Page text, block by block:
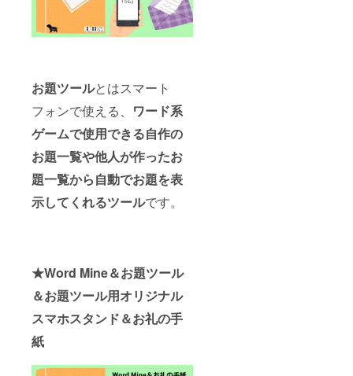
お題ツールとはスマート
フォンで使える、 ワード系
ゲームで使用できる自作の
お題一覧や他人が作ったお
題一覧から自動でお題を表
示してくれるツールです。
★Word Mine＆お題ツール
＆お題ツール用オリジナル
スマホスタンド＆お礼の手
紙